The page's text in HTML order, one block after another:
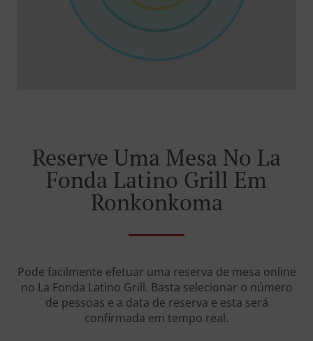
Reserve Uma Mesa No La
Fonda Latino Grill Em
Ronkonkoma
Pode facilmente efetuar uma reserva de mesa online
no La Fonda Latino Grill. Basta selecionar o número
de pessoas e a data de reserva e esta será
confirmada em tempo real.